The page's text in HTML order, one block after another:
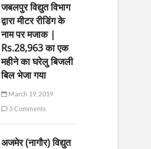
जबलपुर विद्युत विभाग
द्वारा मीटर रीडिंग के
नाम पर मजाक |
Rs.28,963 का एक
महीने का घरेलु बिजली
बिल भेजा गया
March 19, 2019
3 Comments
अजमेर (नागौर) विद्युत